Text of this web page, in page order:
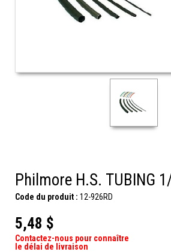
Philmore H.S. TUBING
Code du produit : 12-926RD
5,48 $
Contactez-nous pour connaître
le délai de livraison